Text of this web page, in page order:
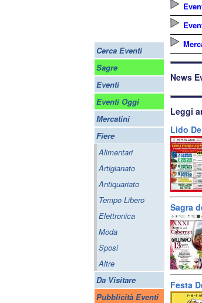
Cerca Eventi
Sagre
Eventi
Eventi Oggi
Mercatini
Fiere
Alimentari
Artigianato
Antiquariato
Tempo Libero
Elettronica
Moda
Sposi
Altre
Da Visitare
Pubblicità Eventi
News
Leggi
Lido
Sagra
Festa